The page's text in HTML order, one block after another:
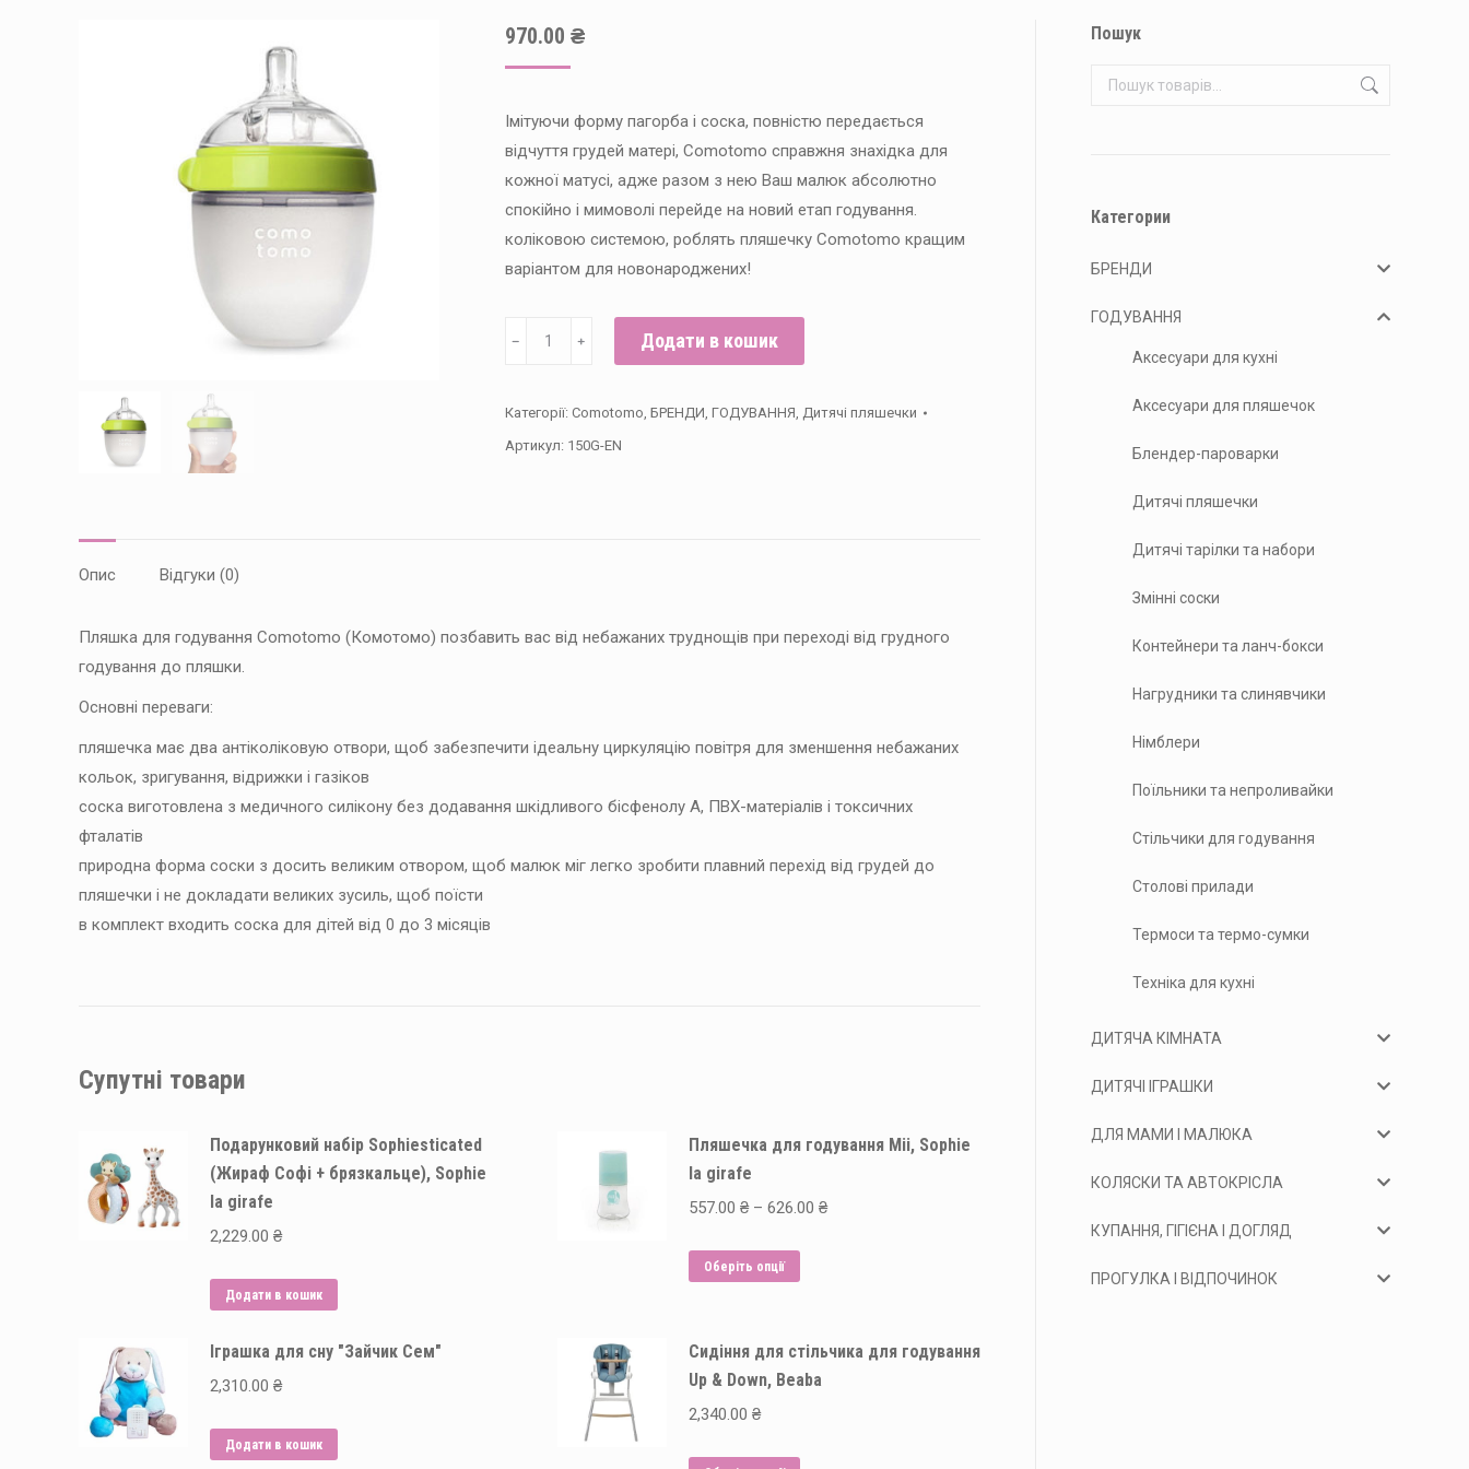
970.00 ₴
Імітуючи форму пагорба і соска, повністю передається
відчуття грудей матері, Comotomo справжня знахідка для
кожної матусі, адже разом з нею Ваш малюк абсолютно
спокійно і мимоволі перейде на новий етап годування.
коліковою системою, роблять пляшечку Comotomo кращим
варіантом для новонароджених!
Антиколікова
150мл
(Green)
﹣ ﹢ Додати в кошик
Категорії: Comotomo, БРЕНДИ, ГОДУВАННЯ, Дитячі пляшечки
Артикул: 150G-EN
Опис Відгуки (0)
Пляшка для годування Comotomo (Комотомо) позбавить вас від небажаних труднощів при переході від грудного
годування до пляшки.
Основні переваги:
пляшечка має два антіколіковую отвори, щоб забезпечити ідеальну циркуляцію повітря для зменшення небажаних
кольок, зригування, відрижки і газіков
соска виготовлена з медичного силікону без додавання шкідливого бісфенолу А, ПВХ-матеріалів і токсичних
фталатів
природна форма соски з досить великим отвором, щоб малюк міг легко зробити плавний перехід від грудей до
пляшечки і не докладати великих зусиль, щоб поїсти
в комплект входить соска для дітей від 0 до 3 місяців
Супутні товари
Подарунковий набір Sophiesticated
(Жираф Софі + брязкальце), Sophie
la girafe
2,229.00 ₴
Додати в кошик
Пляшечка для годування Mii, Sophie
la girafe
557.00 ₴ – 626.00 ₴Price
Оберіть опції
кілька
варіантів.
Іграшка для сну "Зайчик Сем"
2,310.00 ₴
Додати в кошик
Сидіння для стільчика для годування
Up & Down, Beaba
2,340.00 ₴
Пошук
Категории
БРЕНДИ
ГОДУВАННЯ
Аксесуари для кухні
Аксесуари для пляшечок
Блендер-пароварки
Дитячі пляшечки
Дитячі тарілки та набори
Змінні соски
Контейнери та ланч-бокси
Нагрудники та слинявчики
Німблери
Поїльники та непроливайки
Стільчики для годування
Столові прилади
Термоси та термо-сумки
Техніка для кухні
ДИТЯЧА КІМНАТА
ДИТЯЧІ ІГРАШКИ
ДЛЯ МАМИ І МАЛЮКА
КОЛЯСКИ ТА АВТОКРІСЛА
КУПАННЯ, ГІГІЄНА І ДОГЛЯД
ПРОГУЛКА І ВІДПОЧИНОК